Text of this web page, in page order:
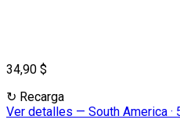
34,90 $
↻ Recarga
Ver detalles — South America ·